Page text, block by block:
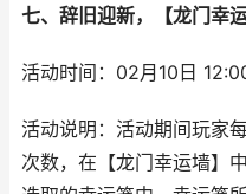
七、辞旧迎新，【龙门幸
活动时间：02月10日
活动说明：活动期间玩家
次数，在【龙门幸运墙】